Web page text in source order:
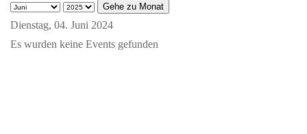
Gehe zu Monat
Dienstag, 04. Juni 2024
Es wurden keine Events gefunden